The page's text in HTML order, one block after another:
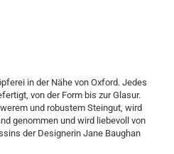
in der Nähe von Oxford. Jedes
von der Form bis zur Glasur.
und robustem Steingut, wird
genommen und wird liebevoll von
der Designerin Jane Baughan